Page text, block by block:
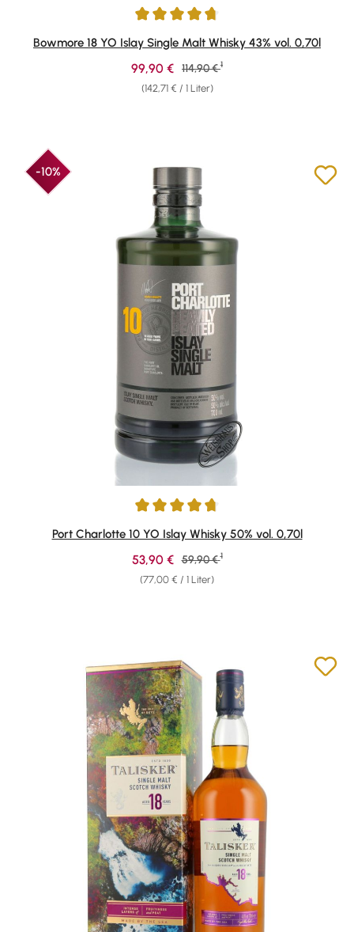
Durchschnittliche Bewertung von 4.75 von 5 Sternen
Bowmore 18 YO Islay Single Malt Whisky 43% vol. 0,70l
(142,71 € / 1 Liter)
Verkaufspreis:
99,90 € Regulärer Preis:
114,90 € 1
-10%
Durchschnittliche Bewertung von 4.84 von 5 Sternen
Port Charlotte 10 YO Islay Whisky 50% vol. 0,70l
(77,00 € / 1 Liter)
Verkaufspreis:
53,90 € Regulärer Preis:
59,90 € 1